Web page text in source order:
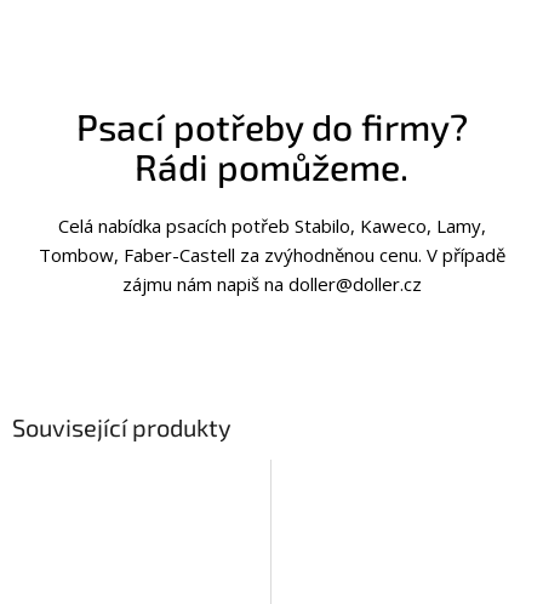
Související produkty
Psací potřeby do firmy?
Rádi pomůžeme.
Celá nabídka psacích potřeb Stabilo, Kaweco, Lamy,
Tombow, Faber-Castell za zvýhodněnou cenu. V případě
zájmu nám napiš na doller@doller.cz